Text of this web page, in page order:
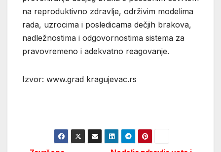
na reproduktivno zdravlje, održivim modelima
rada, uzrocima i posledicama dečjih brakova,
nadležnostima i odgovornostima sistema za
pravovremeno i adekvatno reagovanje.
Izvor: www.grad kragujevac.rs